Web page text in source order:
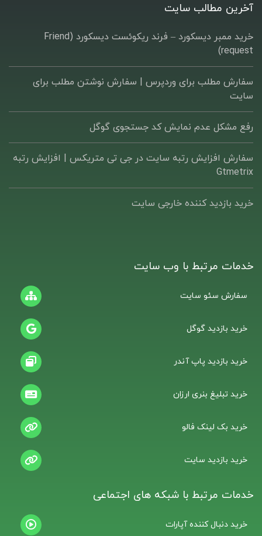
آخرین مطالب سایت
خرید ممبر دیسکورد – فرند ریکوئست دیسکورد (Friend
request)
سفارش مطلب برای وردپرس |‌ سفارش نوشتن مطلب برای
سایت
رفع مشکل عدم نمایش کد جستجوی گوگل
سفارش افزایش رتبه سایت در جی تی متریکس | افزایش رتبه
Gtmetrix
خرید بازدید کننده خارجی سایت
خدمات مرتبط با وب سایت
سفارش سئو سایت
خرید بازدید گوگل
خرید بازدید پاپ آندر
خرید تبلیغ بنری ارزان
خرید بک لینک فالو
خرید بازدید سایت
خدمات مرتبط با شبکه های اجتماعی
خرید دنبال کننده آپارات